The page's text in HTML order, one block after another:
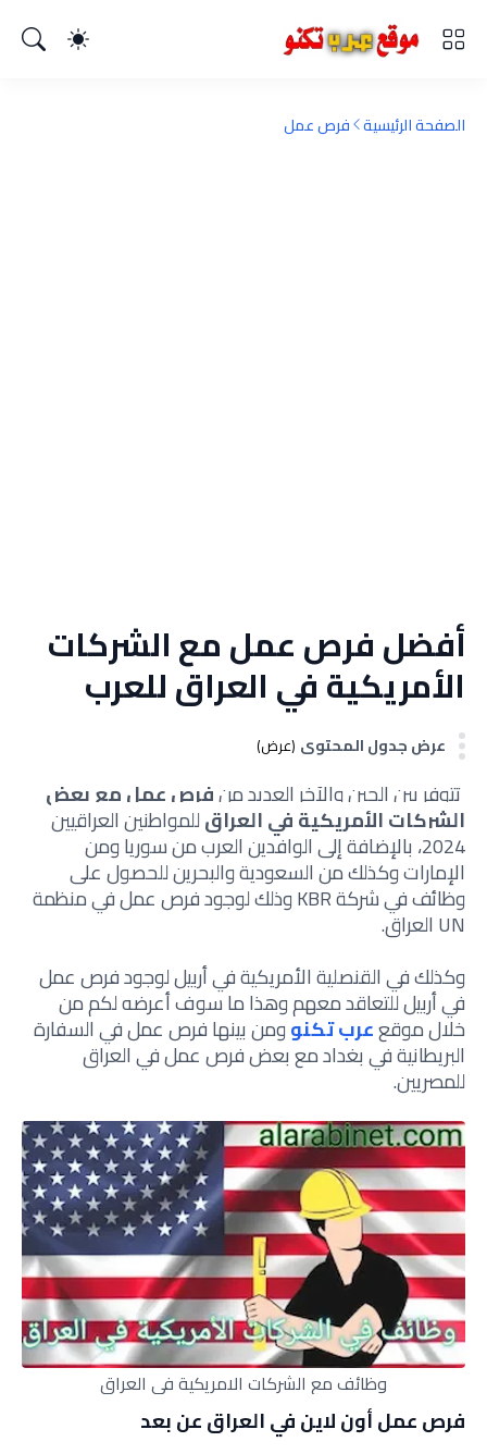
الصفحة الرئيسية فرص عمل
أفضل فرص عمل مع الشركات
الأمريكية في العراق للعرب
عرض جدول المحتوى (عرض)
تتوفر بين الحين والآخر العديد منفرص عمل مع بعض
الشركات الأمريكية في العراقللمواطنين العراقيين
2024، بالإضافة إلى الوافدين العرب من سوريا ومن
الإمارات وكذلك من السعودية والبحرين للحصول على
وظائف في شركة KBR وذلك لوجود فرص عمل في منظمة
UN العراق.
وكذلك في القنصلية الأمريكية في أربيل لوجود فرص عمل
في أربيل للتعاقد معهم وهذا ما سوف أعرضه لكم من
خلال موقععرب تكنوومن بينها فرص عمل في السفارة
البريطانية في بغداد مع بعض فرص عمل في العراق
للمصريين.
وظائف مع الشركات الامريكية في العراق
فرص عمل أون لاين في العراق عن بعد